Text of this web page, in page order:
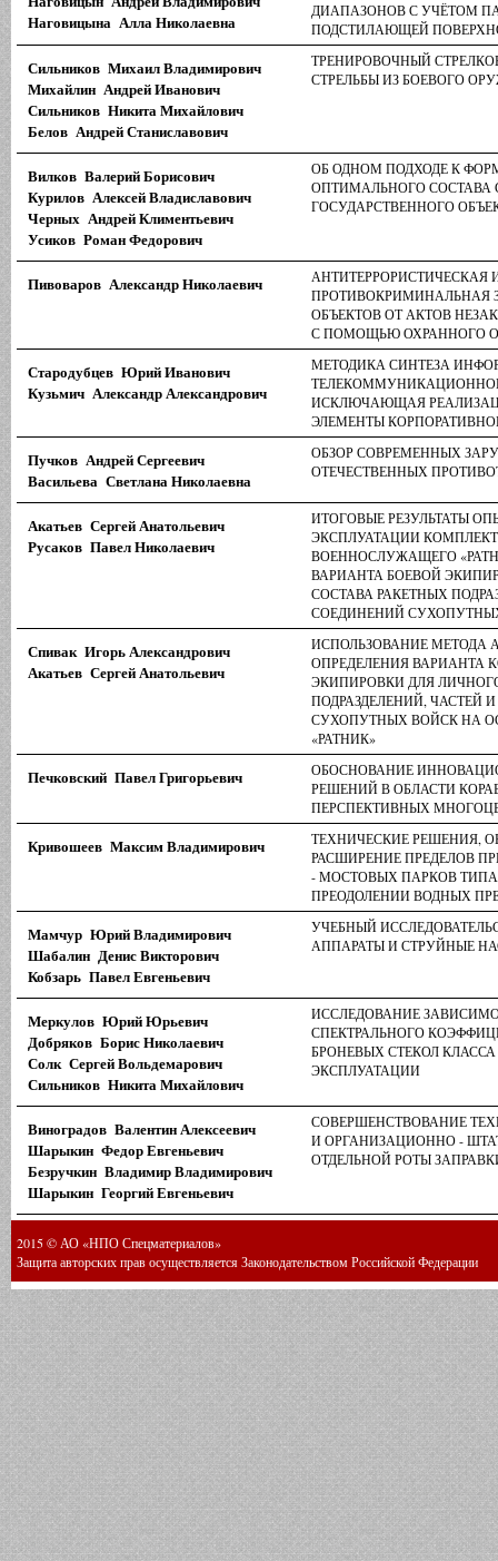
Наговицына Алла Николаевна
ДИАПАЗОНОВ С УЧЁТОМ
ПОДСТИЛАЮЩЕЙ
Сильников Михаил Владимирович
Михайлин Андрей Иванович
Сильников Никита Михайлович
Белов Андрей Станиславович
ТРЕНИРОВОЧНЫЙ
СТРЕЛЬБЫ ИЗ БОЕВОГО
Вилков Валерий Борисович
Курилов Алексей Владиславович
Черных Андрей Климентьевич
Усиков Роман Федорович
ОБ ОДНОМ ПОДХОДЕ К
ОПТИМАЛЬНОГО СОСТАВА
ГОСУДАРСТВЕННОГО
Пивоваров Александр Николаевич
АНТИТЕРРОРИСТИЧЕСКАЯ
ПРОТИВОКРИМИНАЛЬНАЯ
ОБЪЕКТОВ ОТ АКТОВ
С ПОМОЩЬЮ ОХРАННОГО
Стародубцев Юрий Иванович
Кузьмич Александр Александрович
МЕТОДИКА СИНТЕЗА
ИСКЛЮЧАЮЩАЯ
ЭЛЕМЕНТЫ
Пучков Андрей Сергеевич
Васильева Светлана Николаевна
ОБЗОР СОВРЕМЕННЫХ
ОТЕЧЕСТВЕННЫХ
Акатьев Сергей Анатольевич
Русаков Павел Николаевич
ИТОГОВЫЕ РЕЗУЛЬТАТЫ
ЭКСПЛУАТАЦИИ
ВОЕННОСЛУЖАЩЕГО
ВАРИАНТА БОЕВОЙ
СОСТАВА РАКЕТНЫХ
СОЕДИНЕНИЙ
Спивак Игорь Александрович
Акатьев Сергей Анатольевич
ИСПОЛЬЗОВАНИЕ МЕТОДА
ОПРЕДЕЛЕНИЯ ВАРИАНТА
ЭКИПИРОВКИ ДЛЯ
ПОДРАЗДЕЛЕНИЙ, ЧАСТЕЙ
СУХОПУТНЫХ ВОЙСК НА
«РАТНИК»
Печковский Павел Григорьевич
ОБОСНОВАНИЕ
РЕШЕНИЙ В ОБЛАСТИ
ПЕРСПЕКТИВНЫХ
Кривошеев Максим Владимирович
ТЕХНИЧЕСКИЕ РЕШЕНИЯ,
РАСШИРЕНИЕ ПРЕДЕЛОВ
- МОСТОВЫХ ПАРКОВ
ПРЕОДОЛЕНИИ ВОДНЫХ
Мамчур Юрий Владимирович
Шабалин Денис Викторович
Кобзарь Павел Евгеньевич
УЧЕБНЫЙ
АППАРАТЫ И СТРУЙНЫЕ
Меркулов Юрий Юрьевич
Добряков Борис Николаевич
Солк Сергей Вольдемарович
Сильников Никита Михайлович
ИССЛЕДОВАНИЕ
СПЕКТРАЛЬНОГО
БРОНЕВЫХ СТЕКОЛ
ЭКСПЛУАТАЦИИ
Виноградов Валентин Алексеевич
Шарыкин Федор Евгеньевич
Безручкин Владимир Владимирович
Шарыкин Георгий Евгеньевич
СОВЕРШЕНСТВОВАНИЕ
И ОРГАНИЗАЦИОННО -
ОТДЕЛЬНОЙ РОТЫ
2015 © АО «НПО Спецматериалов»
Защита авторских прав осуществляется Законодательством Российской Федерации